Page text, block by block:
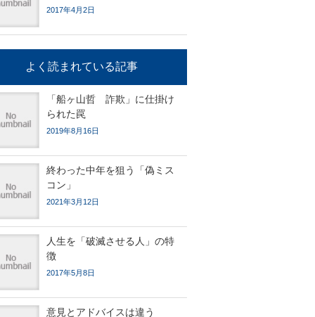
2017年4月2日
よく読まれている記事
「船ヶ山哲 詐欺」に仕掛け
られた罠
2019年8月16日
終わった中年を狙う「偽ミス
コン」
2021年3月12日
人生を「破滅させる人」の特
徴
2017年5月8日
意見とアドバイスは違う